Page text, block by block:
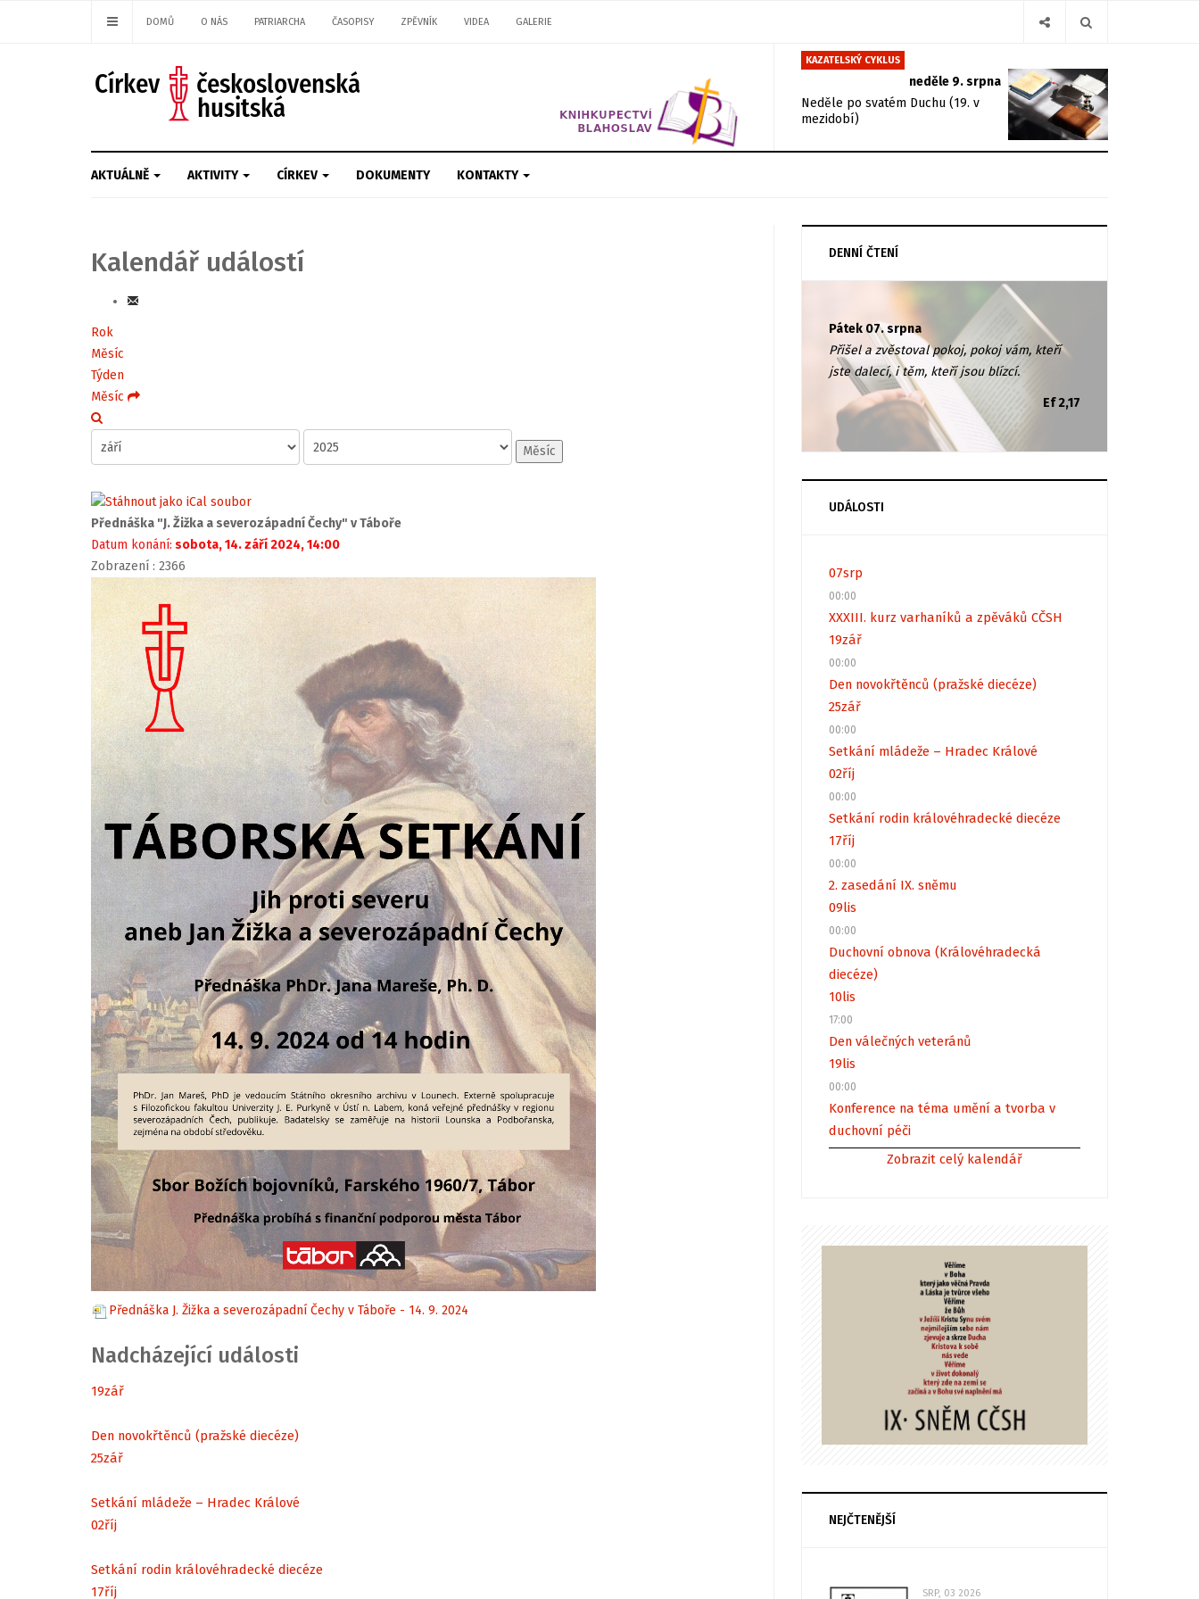
DOMŮ O NÁS PATRIARCHA ČASOPISY ZPĚVNÍK VIDEA GALERIE
KAZATELSKÝ CYKLUS
neděle 9. srpna
Neděle po svatém Duchu (19. v
mezidobí)
AKTUÁLNĚ AKTIVITY CÍRKEV DOKUMENTY KONTAKTY
Kalendář událostí
Rok
Měsíc
Týden
Měsíc
Měsíc
Přednáška "J. Žižka a severozápadní Čechy" v Táboře
Datum konání: sobota, 14. září 2024, 14:00
Zobrazení : 2366
Přednáška J. Žižka a severozápadní Čechy v Táboře - 14. 9. 2024
Nadcházející události
19zář
Den novokřtěnců (pražské diecéze)
25zář
Setkání mládeže – Hradec Králové
02říj
Setkání rodin královéhradecké diecéze
17říj
DENNÍ ČTENÍ
Pátek 07. srpna
Přišel a zvěstoval pokoj, pokoj vám, kteří
jste dalecí, i těm, kteří jsou blízcí.
Ef 2,17
UDÁLOSTI
07srp
00:00
XXXIII. kurz varhaníků a zpěváků CČSH
19zář
00:00
Den novokřtěnců (pražské diecéze)
25zář
00:00
Setkání mládeže – Hradec Králové
02říj
00:00
Setkání rodin královéhradecké diecéze
17říj
00:00
2. zasedání IX. sněmu
09lis
00:00
Duchovní obnova (Královéhradecká
diecéze)
10lis
17:00
Den válečných veteránů
19lis
00:00
Konference na téma umění a tvorba v
duchovní péči
Zobrazit celý kalendář
NEJČTENĚJŠÍ
SRP, 03 2026